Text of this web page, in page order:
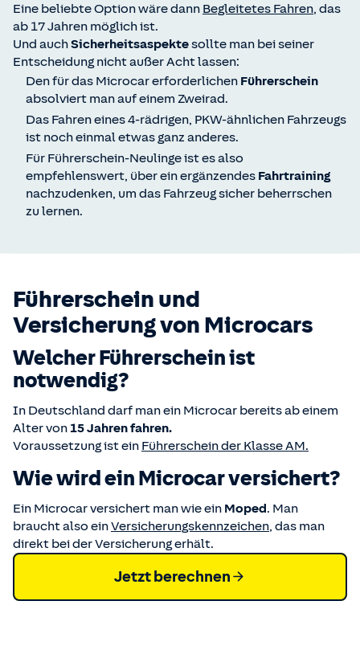
Eine beliebte Option wäre dann Begleitetes Fahren, das
ab 17 Jahren möglich ist.
Und auchSicherheitsaspektesollte man bei seiner
Entscheidung nicht außer Acht lassen:
Den für das Microcar erforderlichen Führerschein
absolviert man auf einem Zweirad.
Das Fahren eines 4-rädrigen, PKW-ähnlichen Fahrzeugs
ist noch einmal etwas ganz anderes.
Für Führerschein-Neulinge ist es also
empfehlenswert, über ein ergänzendes Fahrtraining
nachzudenken, um das Fahrzeug sicher beherrschen
zu lernen.
Führerschein und
Versicherung von Microcars
Welcher Führerschein ist
notwendig?
In Deutschland darf man ein Microcar bereits ab einem
Alter von 15 Jahren fahren.
Voraussetzung ist ein Führerschein der Klasse AM.
Wie wird ein Microcar versichert?
Ein Microcar versichert man wie ein Moped. Man
braucht also einVersicherungskennzeichen, das man
direkt bei der Versicherung erhält.
Jetzt berechnen